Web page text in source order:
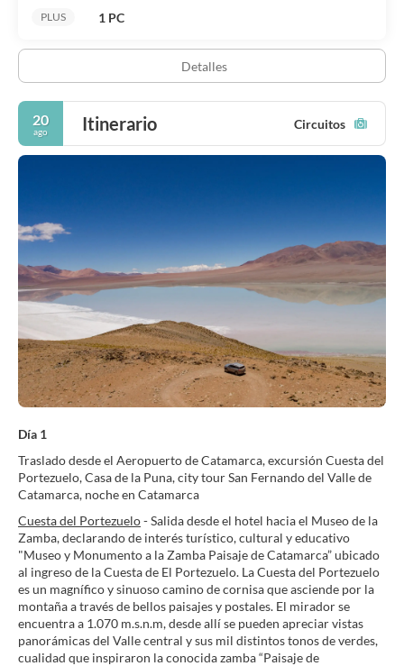
PLUS
1 PC
Detalles
20
ago Itinerario Circuitos
Día 1
Traslado desde el Aeropuerto de Catamarca, excursión Cuesta del
Portezuelo, Casa de la Puna, city tour San Fernando del Valle de
Catamarca, noche en Catamarca
Cuesta del Portezuelo- Salida desde el hotel hacia el Museo de la
Zamba, declarando de interés turístico, cultural y educativo
"Museo y Monumento a la Zamba Paisaje de Catamarca” ubicado
al ingreso de la Cuesta de El Portezuelo. La Cuesta del Portezuelo
es un magnífico y sinuoso camino de cornisa que asciende por la
montaña a través de bellos paisajes y postales. El mirador se
encuentra a 1.070 m.s.n.m, desde allí se pueden apreciar vistas
panorámicas del Valle central y sus mil distintos tonos de verdes,
cualidad que inspiraron la conocida zamba “Paisaje de